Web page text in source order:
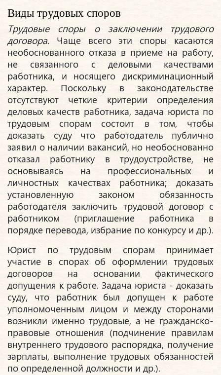
Виды трудовых споров
Трудовые споры о заключении трудового
договора. Чаще всего эти споры касаются
необоснованного отказа в приеме на работу,
не связанного с деловыми качествами
работника, и носящего дискриминационный
характер. Поскольку в законодательстве
отсутствуют четкие критерии определения
деловых качеств работника, задача юриста по
трудовым спорам состоит в том, чтобы
доказать суду что работодатель публично
заявил о наличии вакансий, но необоснованно
отказал работнику в трудоустройстве, не
основываясь на профессиональных и
личностных качествах работника; доказать
установленную законом обязанность
работодателя заключить трудовой договор с
работником (приглашение работника в
порядке перевода, избрание по конкурсу и др.).
Юрист по трудовым спорам принимает
участие в спорах об оформлении трудовых
договоров на основании фактического
допущения к работе. Задача юриста - доказать
суду, что работник был допущен к работе
уполномоченным лицом и между сторонами
возникли именно трудовые, а не гражданско-
правовые отношения (подчинение правилам
внутреннего трудового распорядка, получение
зарплаты, выполнение трудовых обязанностей
по определенной должности и др.).